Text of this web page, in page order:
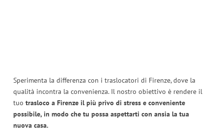
Sperimenta la differenza con i traslocatori di Firenze, dove la
qualità incontra la convenienza. Il nostro obiettivo è rendere il
tuo trasloco a Firenze il più privo di stress e conveniente
possibile, in modo che tu possa aspettarti con ansia la tua
nuova casa.